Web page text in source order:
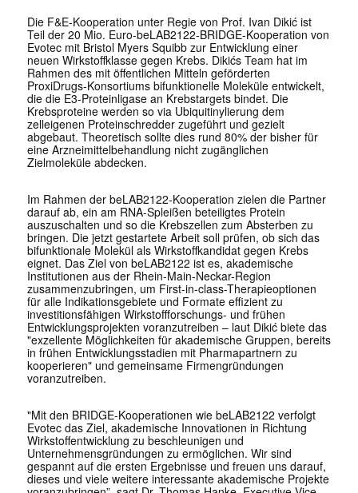
Die F&E-Kooperation unter Regie von Prof. Ivan Dikić ist
Teil der 20 Mio. Euro-beLAB2122-BRIDGE-Kooperation von
Evotec mit Bristol Myers Squibb zur Entwicklung einer
neuen Wirkstoffklasse gegen Krebs. Dikićs Team hat im
Rahmen des mit öffentlichen Mitteln geförderten
ProxiDrugs-Konsortiums bifunktionelle Moleküle entwickelt,
die die E3-Proteinligase an Krebstargets bindet. Die
Krebsproteine werden so via Ubiquitinylierung dem
zelleigenen Proteinschredder zugeführt und gezielt
abgebaut. Theoretisch sollte dies rund 80% der bisher für
eine Arzneimittelbehandlung nicht zugänglichen
Zielmoleküle abdecken.
Im Rahmen der beLAB2122-Kooperation zielen die Partner
darauf ab, ein am RNA-Spleißen beteiligtes Protein
auszuschalten und so die Krebszellen zum Absterben zu
bringen. Die jetzt gestartete Arbeit soll prüfen, ob sich das
bifunktionale Molekül als Wirkstoffkandidat gegen Krebs
eignet. Das Ziel von beLAB2122 ist es, akademische
Institutionen aus der Rhein-Main-Neckar-Region
zusammenzubringen, um First-in-class-Therapieoptionen
für alle Indikationsgebiete und Formate effizient zu
investitionsfähigen Wirkstoffforschungs- und frühen
Entwicklungsprojekten voranzutreiben – laut Dikić biete das
"exzellente Möglichkeiten für akademische Gruppen, bereits
in frühen Entwicklungsstadien mit Pharmapartnern zu
kooperieren" und gemeinsame Firmengründungen
voranzutreiben.
"Mit den BRIDGE-Kooperationen wie beLAB2122 verfolgt
Evotec das Ziel, akademische Innovationen in Richtung
Wirkstoffentwicklung zu beschleunigen und
Unternehmensgründungen zu ermöglichen. Wir sind
gespannt auf die ersten Ergebnisse und freuen uns darauf,
dieses und viele weitere interessante akademische Projekte